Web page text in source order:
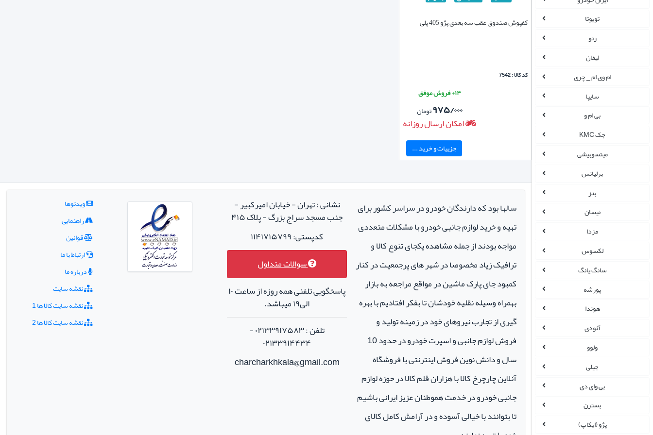
تویوتا
رنو
لیفان
ام وی ام _ چری
سایپا
بی ام و
جک KMC
میتسوبیشی
برلیانس
بنز
نیسان
مزدا
لکسوس
سانگ یانگ
پورشه
هوندا
آئودی
ولوو
جیلی
بی وای دی
بسترن
پژو (ایکاپ)
کفپوش صندوق عقب سه بعدی پژو 405 پلی
کد کالا : 7542
۱۴+ فروش موفق
۹۷۵/۰۰۰تومان
امکان ارسال روزانه
جزییات و خرید ...
سالها بود که دارندگان خودرو در سراسر کشور برای
تهیه و خرید لوازم جانبی خودرو با مشکلات متعددی
مواجه بودند از جمله مشاهده یکجای تنوع کالا و
ترافیک زیاد مخصوصا در شهر های پرجمعیت در کنار
کمبود جای پارک ماشین در مواقع مراجعه به بازار
بهمراه وسیله نقلیه خودشان تا بفکر افتادیم با بهره
گیری از تجارب نیروهای خود در زمینه تولید و
فروش لوازم جانبی و اسپرت خودرو در حدود 10
سال و دانش نوین فروش اینترنتی با فروشگاه
آنلاین چارچرخ کالا با هزاران قلم کالا در حوزه لوازم
جانبی خودرو در خدمت هموطنان عزیز ایرانی باشیم
تا بتوانند با خیالی آسوده و در آرامش کامل کالای
نشانی : تهران - خیابان امیرکبیر -
جنب مسجد سراج بزرگ - پلاک ۴۱۵
کدپستی: ۱۱۴۱۷۱۵۷۹۹
سوالات متداول
پاسخگویی تلفنی همه روزه از ساعت ۱۰
الی۱۹ میباشد.
تلفن : ۰۲۱۳۳۹۱۷۵۸۳ -
۰۲۱۳۳۹۱۴۴۳۴
charcharkhkala@gmail.com
ویدئوها
راهنمایی
قوانین
ارتباط با ما
درباره ما
نقشه سایت
نقشه سایت کالا ها 1
نقشه سایت کالا ها 2